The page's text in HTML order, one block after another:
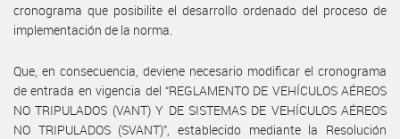
cronograma que posibilite el desarrollo ordenado del proceso de
implementación de la norma.
Que, en consecuencia, deviene necesario modificar el cronograma
de entrada en vigencia del “REGLAMENTO DE VEHÍCULOS AÉREOS
NO TRIPULADOS (VANT) Y DE SISTEMAS DE VEHÍCULOS AÉREOS
NO TRIPULADOS (SVANT)”, establecido mediante la Resolución